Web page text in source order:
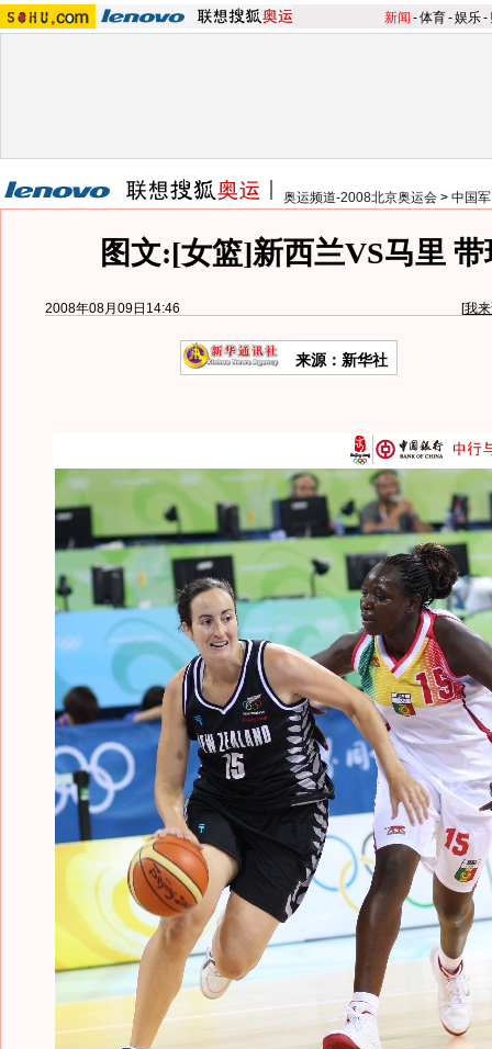
新闻 -体育-娱乐-
奥运频道-2008北京奥运会 > 中国
图文:[女篮]新西兰VS马里
2008年08月09日14:46 [我
来源：新华社